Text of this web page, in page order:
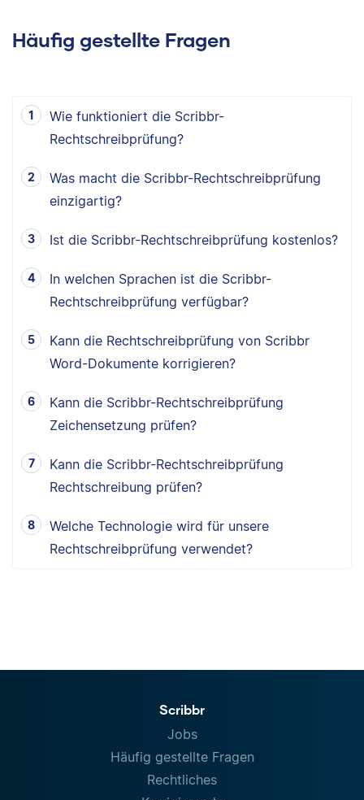
Häufig gestellte Fragen
Wie funktioniert die Scribbr-
Rechtschreibprüfung?
Was macht die Scribbr-Rechtschreibprüfung
einzigartig?
Ist die Scribbr-Rechtschreibprüfung kostenlos?
In welchen Sprachen ist die Scribbr-
Rechtschreibprüfung verfügbar?
Kann die Rechtschreibprüfung von Scribbr
Word-Dokumente korrigieren?
Kann die Scribbr-Rechtschreibprüfung
Zeichensetzung prüfen?
Kann die Scribbr-Rechtschreibprüfung
Rechtschreibung prüfen?
Welche Technologie wird für unsere
Rechtschreibprüfung verwendet?
Scribbr
Jobs
Häufig gestellte Fragen
Rechtliches